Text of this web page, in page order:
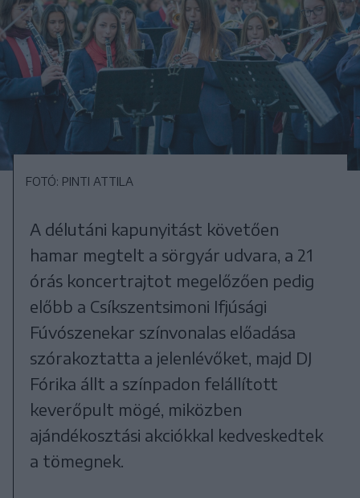
FOTÓ: PINTI ATTILA
A délutáni kapunyitást követően
hamar megtelt a sörgyár udvara, a 21
órás koncertrajtot megelőzően pedig
előbb a Csíkszentsimoni Ifjúsági
Fúvószenekar színvonalas előadása
szórakoztatta a jelenlévőket, majd DJ
Fórika állt a színpadon felállított
keverőpult mögé, miközben
ajándékosztási akciókkal kedveskedtek
a tömegnek.